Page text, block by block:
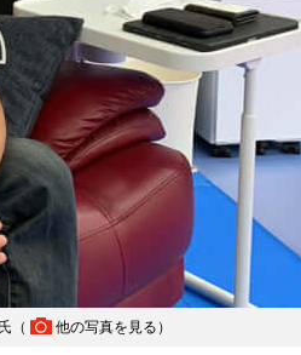
（ 他の写真を見る ）